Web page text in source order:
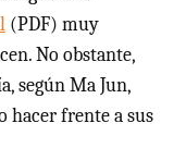
(PDF) muy
No obstante,
según Ma Jun,
hacer frente a sus